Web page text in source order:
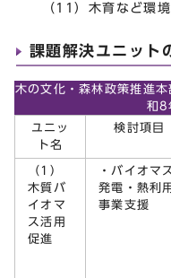
（11）木育など環境
課題解決ユニット
木の文化・森林政策推進
和8
ユニッ
ト名
検討項目
（1）
木質バ
イオマ
ス活用
促進
・バイオマ
発電・熱利用
事業支援